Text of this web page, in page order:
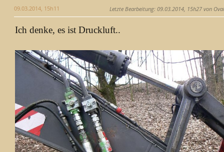
09.03.2014, 15h11 Letzte Bearbeitung: 09.03.2014, 15h27 von
Ich denke, es ist Druckluft..